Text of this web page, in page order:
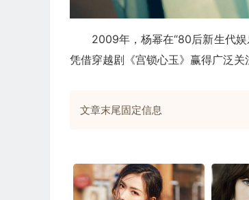
2009年，杨幂在“80后新生代
凭借穿越剧《宫锁心玉》赢得广泛
文章末尾固定信息